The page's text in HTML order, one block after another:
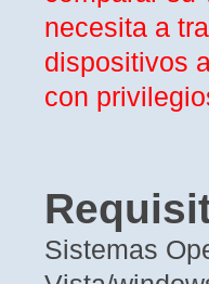
necesita a
dispositivos
con
Sistemas